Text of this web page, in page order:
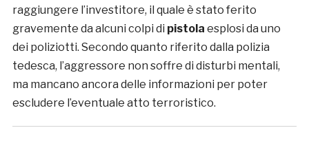
raggiungere l’investitore, il quale è stato ferito
gravemente da alcuni colpi di pistola esplosi da uno
dei poliziotti. Secondo quanto riferito dalla polizia
tedesca, l’aggressore non soffre di disturbi mentali,
ma mancano ancora delle informazioni per poter
escludere l’eventuale atto terroristico.